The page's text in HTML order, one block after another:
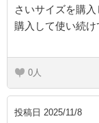
さいサイズを購
購入して使い続け
0
投稿日 2025/11/8